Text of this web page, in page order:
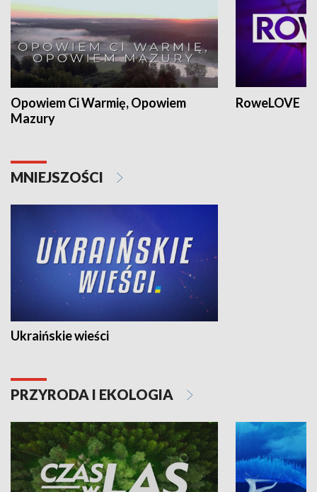
Opowiem Ci Warmię, Opowiem
Mazury
RoweLOVE
MNIEJSZOŚCI
Ukraińskie wieści
PRZYRODA I EKOLOGIA